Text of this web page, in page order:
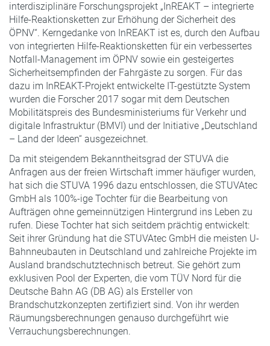
interdisziplinäre Forschungsprojekt „InREAKT – integrierte
Hilfe-Reaktionsketten zur Erhöhung der Sicherheit des
ÖPNV“. Kerngedanke von InREAKT ist es, durch den Aufbau
von integrierten Hilfe-Reaktionsketten für ein verbessertes
Notfall-Management im ÖPNV sowie ein gesteigertes
Sicherheitsempfinden der Fahrgäste zu sorgen. Für das
dazu im InREAKT-Projekt entwickelte IT-gestützte System
wurden die Forscher 2017 sogar mit dem Deutschen
Mobilitätspreis des Bundesministeriums für Verkehr und
digitale Infrastruktur (BMVI) und der Initiative „Deutschland
– Land der Ideen“ ausgezeichnet.
Da mit steigendem Bekanntheitsgrad der STUVA die
Anfragen aus der freien Wirtschaft immer häufiger wurden,
hat sich die STUVA 1996 dazu entschlossen, die STUVAtec
GmbH als 100%-ige Tochter für die Bearbeitung von
Aufträgen ohne gemeinnützigen Hintergrund ins Leben zu
rufen. Diese Tochter hat sich seitdem prächtig entwickelt:
Seit ihrer Gründung hat die STUVAtec GmbH die meisten U-
Bahnneubauten in Deutschland und zahlreiche Projekte im
Ausland brandschutztechnisch betreut. Sie gehört zum
exklusiven Pool der Experten, die vom TÜV Nord für die
Deutsche Bahn AG (DB AG) als Ersteller von
Brandschutzkonzepten zertifiziert sind. Von ihr werden
Räumungsberechnungen genauso durchgeführt wie
Verrauchungsberechnungen.